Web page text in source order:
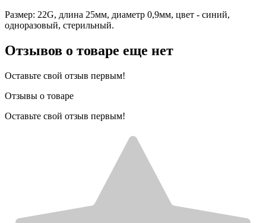
Размер: 22G, длина 25мм, диаметр 0,9мм, цвет - синий,
одноразовый, стерильный.
Отзывов о товаре еще нет
Оставьте свой отзыв первым!
Отзывы о товаре
Оставьте свой отзыв первым!